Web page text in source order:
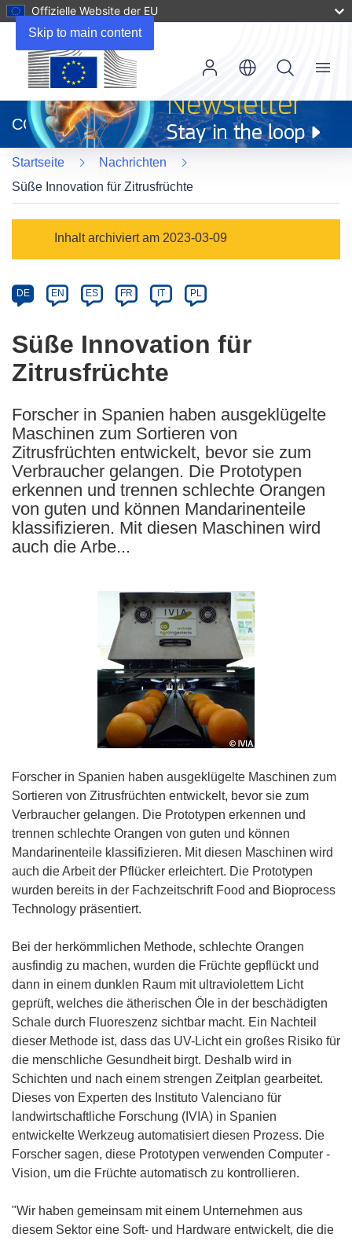
Skip to main content
Offizielle Website der EU
neuem
Fenster)
CORDIS
Menu
Startseite
Nachrichten
Süße Innovation für Zitrusfrüchte
Category
Inhalt archiviert am 2023-03-09
Article
available
the
following
languages:
DE EN ES FR IT PL
Süße Innovation für
Zitrusfrüchte
Forscher in Spanien haben ausgeklügelte
Maschinen zum Sortieren von
Zitrusfrüchten entwickelt, bevor sie zum
Verbraucher gelangen. Die Prototypen
erkennen und trennen schlechte Orangen
von guten und können Mandarinenteile
klassifizieren. Mit diesen Maschinen wird
auch die Arbe...
Forscher in Spanien haben ausgeklügelte Maschinen zum
Sortieren von Zitrusfrüchten entwickelt, bevor sie zum
Verbraucher gelangen. Die Prototypen erkennen und
trennen schlechte Orangen von guten und können
Mandarinenteile klassifizieren. Mit diesen Maschinen wird
auch die Arbeit der Pflücker erleichtert. Die Prototypen
wurden bereits in der Fachzeitschrift Food and Bioprocess
Technology präsentiert.
Bei der herkömmlichen Methode, schlechte Orangen
ausfindig zu machen, wurden die Früchte gepflückt und
dann in einem dunklen Raum mit ultraviolettem Licht
geprüft, welches die ätherischen Öle in der beschädigten
Schale durch Fluoreszenz sichtbar macht. Ein Nachteil
dieser Methode ist, dass das UV-Licht ein großes Risiko für
die menschliche Gesundheit birgt. Deshalb wird in
Schichten und nach einem strengen Zeitplan gearbeitet.
Dieses von Experten des Instituto Valenciano für
landwirtschaftliche Forschung (IVIA) in Spanien
entwickelte Werkzeug automatisiert diesen Prozess. Die
Forscher sagen, diese Prototypen verwenden Computer -
Vision, um die Früchte automatisch zu kontrollieren.
"Wir haben gemeinsam mit einem Unternehmen aus
diesem Sektor eine Soft- und Hardware entwickelt, die die